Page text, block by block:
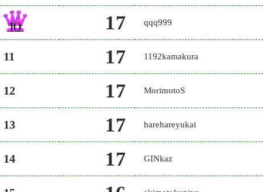
17 qqq999
11 17 1192kamakura
12 17 MorimotoS
13 17 harehareyukai
14 17 GINkaz